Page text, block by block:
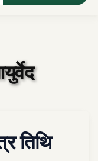
तिथि